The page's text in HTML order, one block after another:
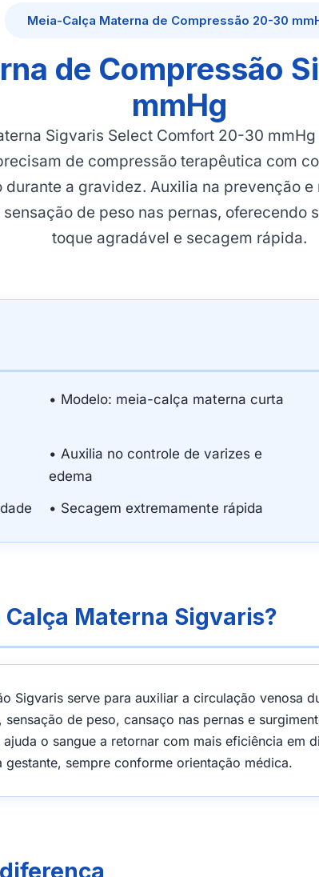
Meia-Calça Materna de Compressão 20-30
de Compressão
mmHg
Sigvaris Select Comfort 20-30
de compressão terapêutica com
a gravidez. Auxilia na prevenção
de peso nas pernas, oferecendo
toque agradável e secagem rápida.
• Modelo: meia-calça materna curta
• Auxilia no controle de varizes e
edema
• Secagem extremamente rápida
Materna Sigvaris?
Sigvaris serve para auxiliar a circulação venosa
de peso, cansaço nas pernas e
o sangue a retornar com mais eficiência em
sempre conforme orientação médica.